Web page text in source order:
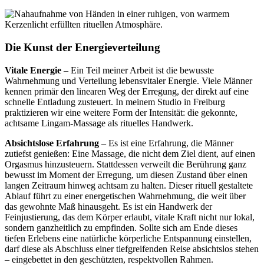
Die Kunst der Energieverteilung
Vitale Energie – Ein Teil meiner Arbeit ist die bewusste
Wahrnehmung und Verteilung lebensvitaler Energie. Viele Männer
kennen primär den linearen Weg der Erregung, der direkt auf eine
schnelle Entladung zusteuert. In meinem Studio in Freiburg
praktizieren wir eine weitere Form der Intensität: die gekonnte,
achtsame Lingam-Massage als rituelles Handwerk.
Absichtslose Erfahrung – Es ist eine Erfahrung, die Männer
zutiefst genießen: Eine Massage, die nicht dem Ziel dient, auf einen
Orgasmus hinzusteuern. Stattdessen verweilt die Berührung ganz
bewusst im Moment der Erregung, um diesen Zustand über einen
langen Zeitraum hinweg achtsam zu halten. Dieser rituell gestaltete
Ablauf führt zu einer energetischen Wahrnehmung, die weit über
das gewohnte Maß hinausgeht. Es ist ein Handwerk der
Feinjustierung, das dem Körper erlaubt, vitale Kraft nicht nur lokal,
sondern ganzheitlich zu empfinden. Sollte sich am Ende dieses
tiefen Erlebens eine natürliche körperliche Entspannung einstellen,
darf diese als Abschluss einer tiefgreifenden Reise absichtslos stehen
– eingebettet in den geschützten, respektvollen Rahmen.